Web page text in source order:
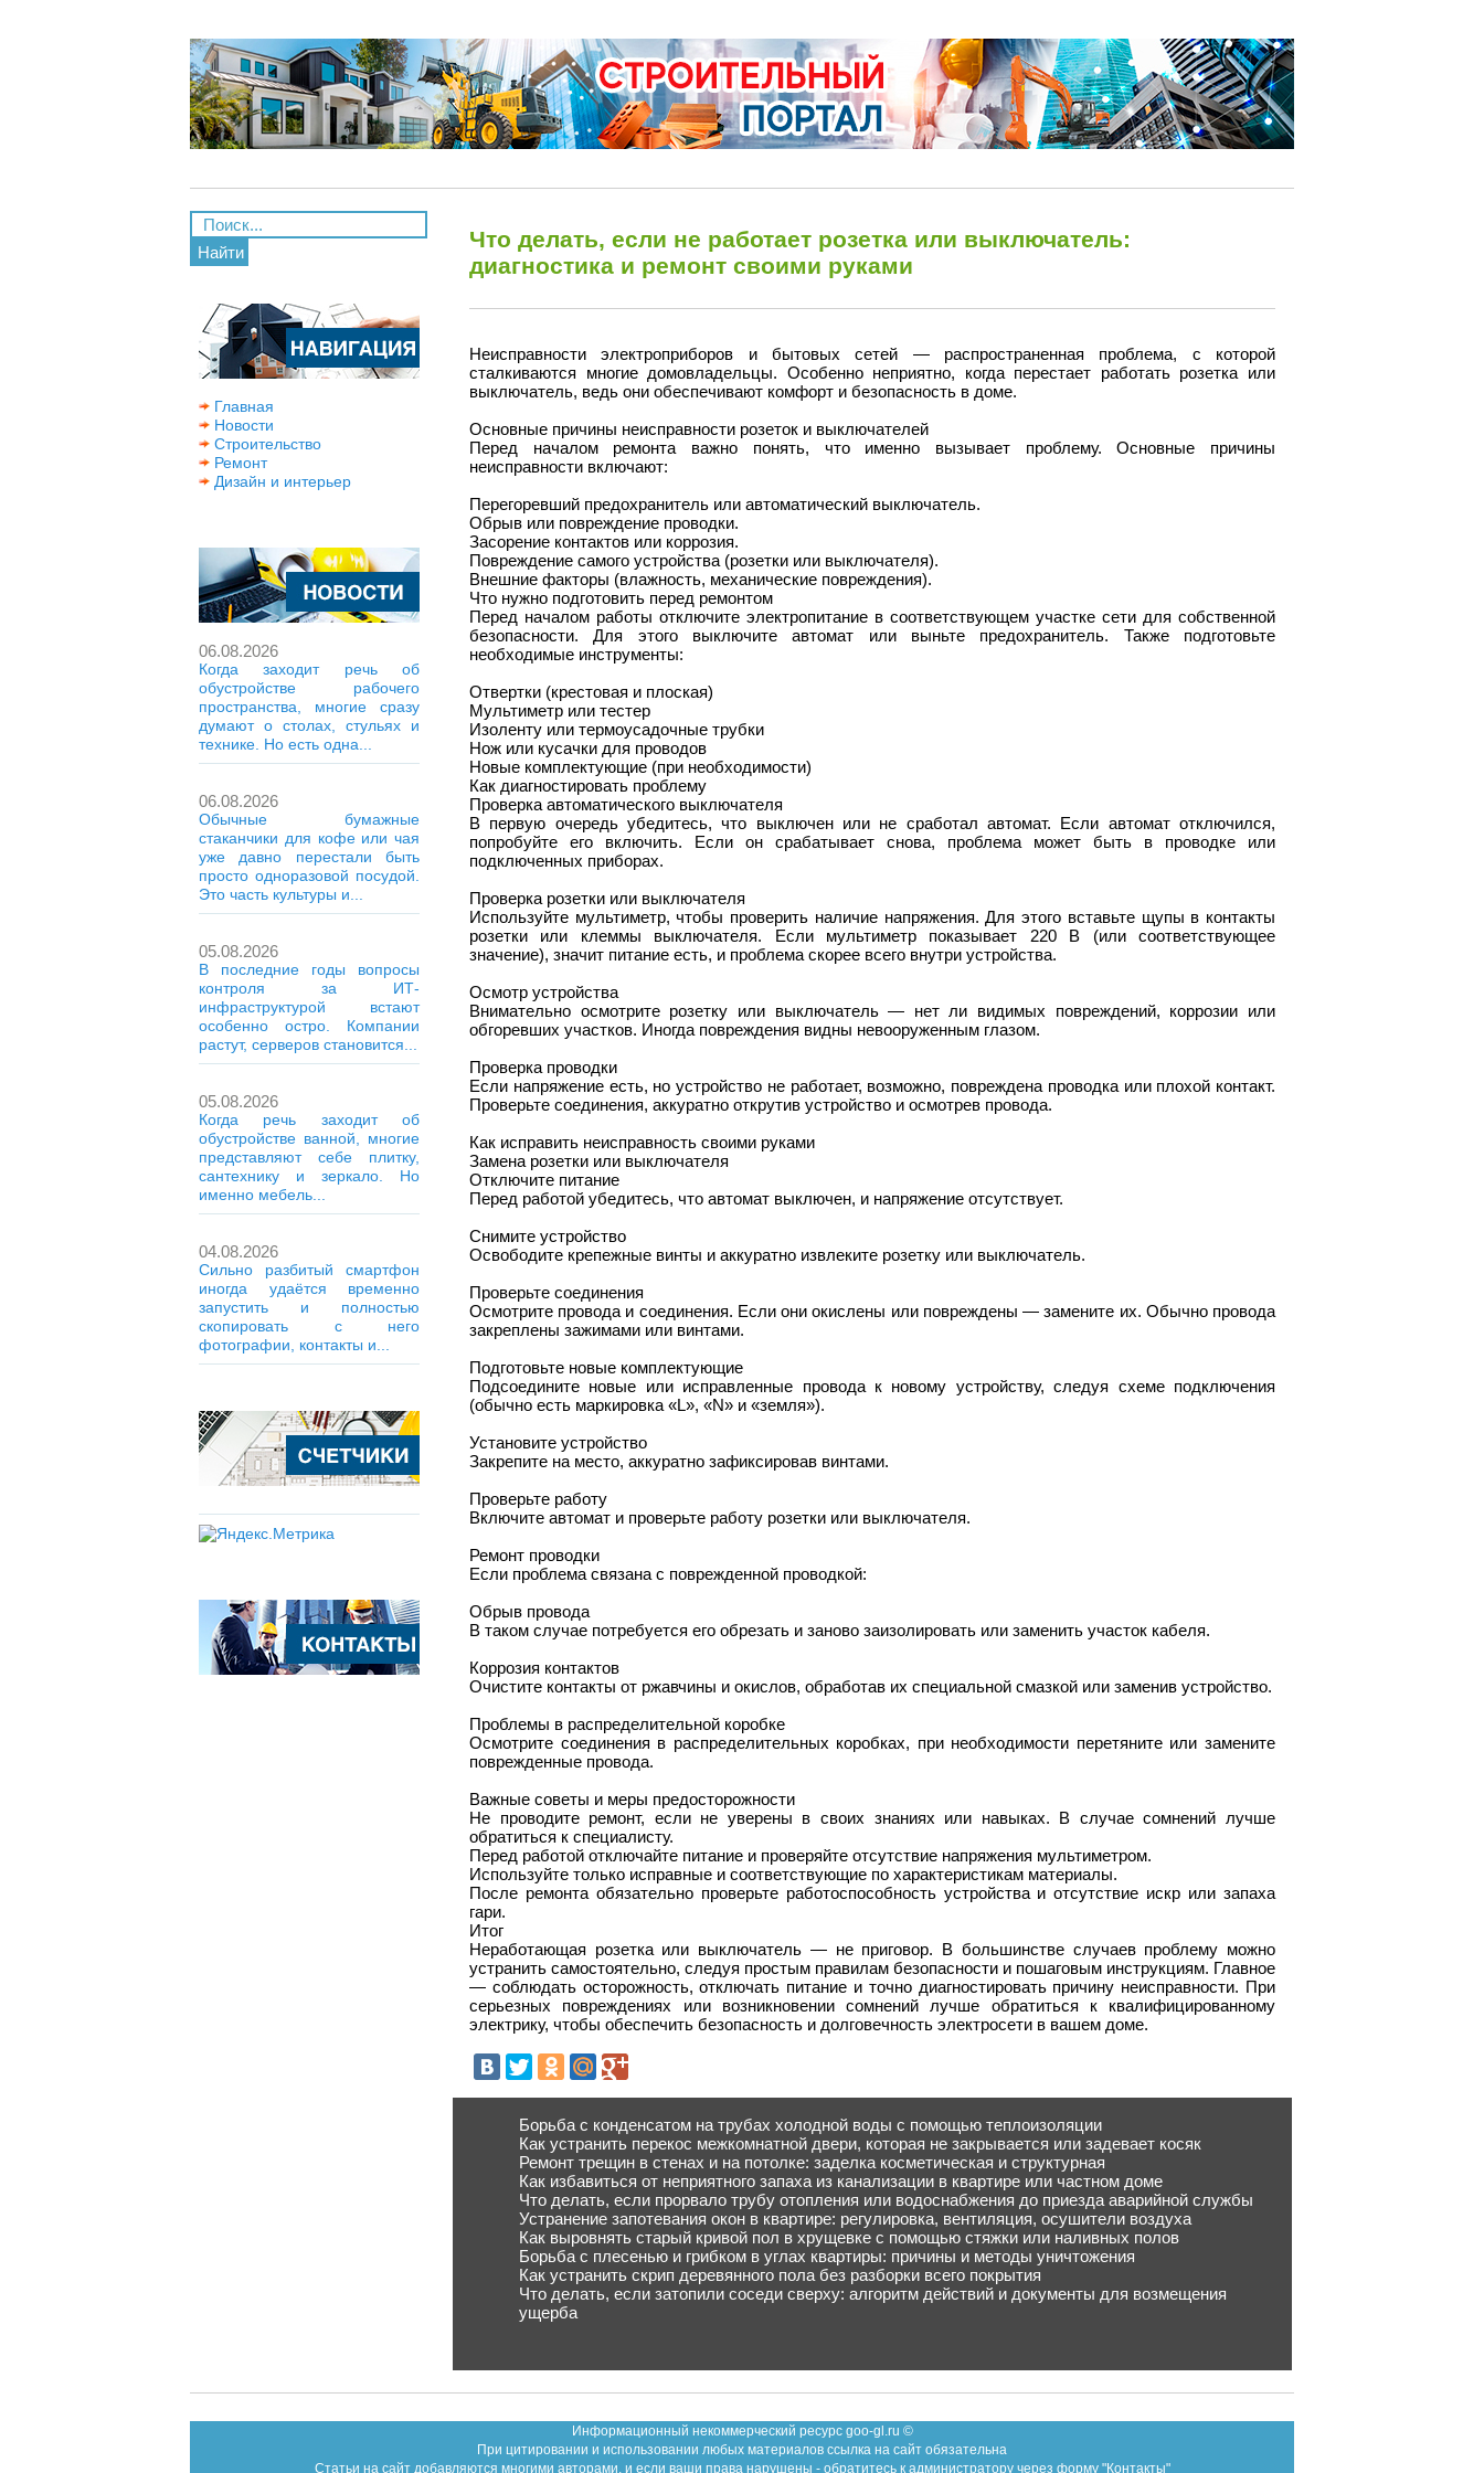
Найти
Главная
Новости
Строительство
Ремонт
Дизайн и интерьер
06.08.2026
Когда заходит речь об
обустройстве рабочего
пространства, многие сразу
думают о столах, стульях и
технике. Но есть одна...
06.08.2026
Обычные бумажные
стаканчики для кофе или чая
уже давно перестали быть
просто одноразовой посудой.
Это часть культуры и...
05.08.2026
В последние годы вопросы
контроля за ИТ-
инфраструктурой встают
особенно остро. Компании
растут, серверов становится...
05.08.2026
Когда речь заходит об
обустройстве ванной, многие
представляют себе плитку,
сантехнику и зеркало. Но
именно мебель...
04.08.2026
Сильно разбитый смартфон
иногда удаётся временно
запустить и полностью
скопировать с него
фотографии, контакты и...
Что делать, если не работает розетка или выключатель:
диагностика и ремонт своими руками
Неисправности электроприборов и бытовых сетей — распространенная проблема, с которой
сталкиваются многие домовладельцы. Особенно неприятно, когда перестает работать розетка или
выключатель, ведь они обеспечивают комфорт и безопасность в доме.
Основные причины неисправности розеток и выключателей
Перед началом ремонта важно понять, что именно вызывает проблему. Основные причины
неисправности включают:
Перегоревший предохранитель или автоматический выключатель.
Обрыв или повреждение проводки.
Засорение контактов или коррозия.
Повреждение самого устройства (розетки или выключателя).
Внешние факторы (влажность, механические повреждения).
Что нужно подготовить перед ремонтом
Перед началом работы отключите электропитание в соответствующем участке сети для собственной
безопасности. Для этого выключите автомат или выньте предохранитель. Также подготовьте
необходимые инструменты:
Отвертки (крестовая и плоская)
Мультиметр или тестер
Изоленту или термоусадочные трубки
Нож или кусачки для проводов
Новые комплектующие (при необходимости)
Как диагностировать проблему
Проверка автоматического выключателя
В первую очередь убедитесь, что выключен или не сработал автомат. Если автомат отключился,
попробуйте его включить. Если он срабатывает снова, проблема может быть в проводке или
подключенных приборах.
Проверка розетки или выключателя
Используйте мультиметр, чтобы проверить наличие напряжения. Для этого вставьте щупы в контакты
розетки или клеммы выключателя. Если мультиметр показывает 220 В (или соответствующее
значение), значит питание есть, и проблема скорее всего внутри устройства.
Осмотр устройства
Внимательно осмотрите розетку или выключатель — нет ли видимых повреждений, коррозии или
обгоревших участков. Иногда повреждения видны невооруженным глазом.
Проверка проводки
Если напряжение есть, но устройство не работает, возможно, повреждена проводка или плохой контакт.
Проверьте соединения, аккуратно открутив устройство и осмотрев провода.
Как исправить неисправность своими руками
Замена розетки или выключателя
Отключите питание
Перед работой убедитесь, что автомат выключен, и напряжение отсутствует.
Снимите устройство
Освободите крепежные винты и аккуратно извлеките розетку или выключатель.
Проверьте соединения
Осмотрите провода и соединения. Если они окислены или повреждены — замените их. Обычно провода
закреплены зажимами или винтами.
Подготовьте новые комплектующие
Подсоедините новые или исправленные провода к новому устройству, следуя схеме подключения
(обычно есть маркировка «L», «N» и «земля»).
Установите устройство
Закрепите на место, аккуратно зафиксировав винтами.
Проверьте работу
Включите автомат и проверьте работу розетки или выключателя.
Ремонт проводки
Если проблема связана с поврежденной проводкой:
Обрыв провода
В таком случае потребуется его обрезать и заново заизолировать или заменить участок кабеля.
Коррозия контактов
Очистите контакты от ржавчины и окислов, обработав их специальной смазкой или заменив устройство.
Проблемы в распределительной коробке
Осмотрите соединения в распределительных коробках, при необходимости перетяните или замените
поврежденные провода.
Важные советы и меры предосторожности
Не проводите ремонт, если не уверены в своих знаниях или навыках. В случае сомнений лучше
обратиться к специалисту.
Перед работой отключайте питание и проверяйте отсутствие напряжения мультиметром.
Используйте только исправные и соответствующие по характеристикам материалы.
После ремонта обязательно проверьте работоспособность устройства и отсутствие искр или запаха
гари.
Итог
Неработающая розетка или выключатель — не приговор. В большинстве случаев проблему можно
устранить самостоятельно, следуя простым правилам безопасности и пошаговым инструкциям. Главное
— соблюдать осторожность, отключать питание и точно диагностировать причину неисправности. При
серьезных повреждениях или возникновении сомнений лучше обратиться к квалифицированному
электрику, чтобы обеспечить безопасность и долговечность электросети в вашем доме.
Борьба с конденсатом на трубах холодной воды с помощью теплоизоляции
Как устранить перекос межкомнатной двери, которая не закрывается или задевает косяк
Ремонт трещин в стенах и на потолке: заделка косметическая и структурная
Как избавиться от неприятного запаха из канализации в квартире или частном доме
Что делать, если прорвало трубу отопления или водоснабжения до приезда аварийной службы
Устранение запотевания окон в квартире: регулировка, вентиляция, осушители воздуха
Как выровнять старый кривой пол в хрущевке с помощью стяжки или наливных полов
Борьба с плесенью и грибком в углах квартиры: причины и методы уничтожения
Как устранить скрип деревянного пола без разборки всего покрытия
Что делать, если затопили соседи сверху: алгоритм действий и документы для возмещения
ущерба
Информационный некоммерческий ресурс goo-gl.ru ©
При цитировании и использовании любых материалов ссылка на сайт обязательна
Статьи на сайт добавляются многими авторами, и если ваши права нарушены - обратитесь к администратору через форму "Контакты"